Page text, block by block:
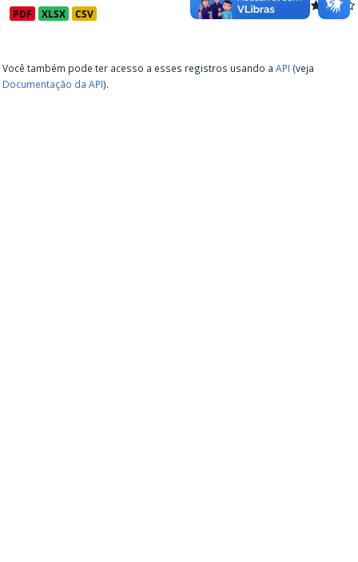
PDF XLSX CSV
Você também pode ter acesso a esses registros usando a API (veja
Documentação da API).